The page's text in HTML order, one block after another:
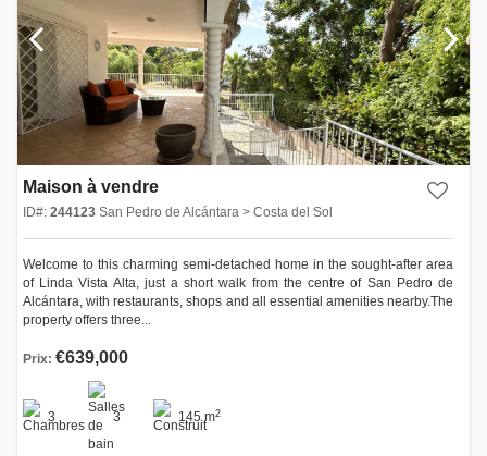
Maison à vendre
ID#: 244123 San Pedro de Alcántara > Costa del Sol
Welcome to this charming semi-detached home in the sought-after area
of Linda Vista Alta, just a short walk from the centre of San Pedro de
Alcántara, with restaurants, shops and all essential amenities nearby.The
property offers three...
Prix: €639,000
3 3 145 m2